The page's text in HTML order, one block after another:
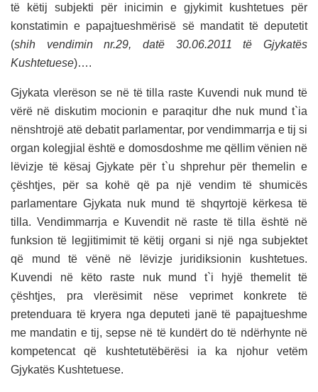
të këtij subjekti për inicimin e gjykimit kushtetues për
konstatimin e papajtueshmërisë së mandatit të deputetit
(shih vendimin nr.29, datë 30.06.2011 të Gjykatës
Kushtetuese)….
Gjykata vlerëson se në të tilla raste Kuvendi nuk mund të
vërë në diskutim mocionin e paraqitur dhe nuk mund t`ia
nënshtrojë atë debatit parlamentar, por vendimmarrja e tij si
organ kolegjial është e domosdoshme me qëllim vënien në
lëvizje të kësaj Gjykate për t`u shprehur për themelin e
çështjes, për sa kohë që pa një vendim të shumicës
parlamentare Gjykata nuk mund të shqyrtojë kërkesa të
tilla. Vendimmarrja e Kuvendit në raste të tilla është në
funksion të legjitimimit të këtij organi si një nga subjektet
që mund të vënë në lëvizje juridiksionin kushtetues.
Kuvendi në këto raste nuk mund t`i hyjë themelit të
çështjes, pra vlerësimit nëse veprimet konkrete të
pretenduara të kryera nga deputeti janë të papajtueshme
me mandatin e tij, sepse në të kundërt do të ndërhynte në
kompetencat që kushtetutëbërësi ia ka njohur vetëm
Gjykatës Kushtetuese.